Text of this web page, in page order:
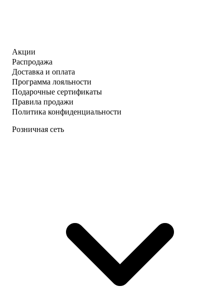
Акции
Распродажа
Доставка и оплата
Программа лояльности
Подарочные сертификаты
Правила продажи
Политика конфиденциальности
Розничная сеть